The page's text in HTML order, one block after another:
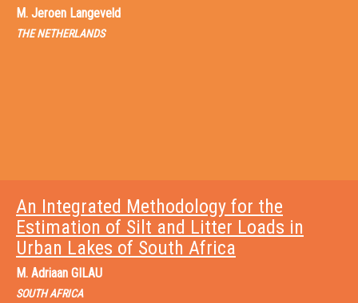
M. Jeroen Langeveld
THE NETHERLANDS
An Integrated Methodology for the
Estimation of Silt and Litter Loads in
Urban Lakes of South Africa
M. Adriaan GILAU
SOUTH AFRICA